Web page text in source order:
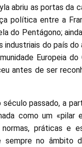
abriu as portas da
política entre a
do Pentágono;
industriais do país
Europeia
antes de ser
passado, a
como um
práticas e
sempre no âmbito